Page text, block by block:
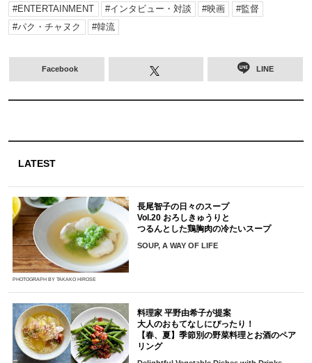
ENTERTAINMENT インタビュー・対談 映画
監督
パク・チャヌク
韓流
Facebook LINE
LATEST
PHOTOGRAPH BY TAKAKO HIROSE
長尾智子の日々のスープ
Vol.20 おろしきゅうりと
つるんとした鶏胸肉の冷たいスープ
SOUP, A WAY OF LIFE
料理家 平野由希子が提案
大人のおもてなしにぴったり！
【春、夏】季節別の野菜料理とお酒のペア
リング